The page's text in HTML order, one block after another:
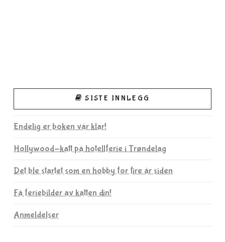
SISTE INNLEGG
Endelig er boken vår klar!
Hollywood-katt på hotellferie i Trøndelag
Det ble startet som en hobby for fire år siden
Få feriebilder av katten din!
Anmeldelser